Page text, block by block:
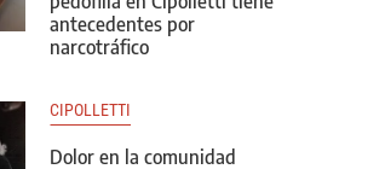
antecedentes por
narcotráfico
CIPOLLETTI
Dolor en la comunidad